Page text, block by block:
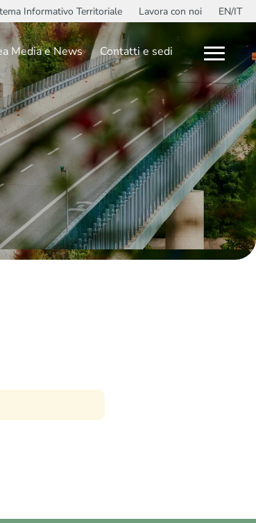
Informativo Territoriale Lavora con noi EN/IT
Media e News Contatti e sedi